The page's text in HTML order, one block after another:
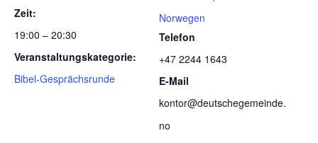
Zeit:
19:00 – 20:30
Veranstaltungskategorie:
Bibel-Gesprächsrunde
Norwegen
Telefon
+47 2244 1643
E-Mail
kontor@deutschegemeinde.
no